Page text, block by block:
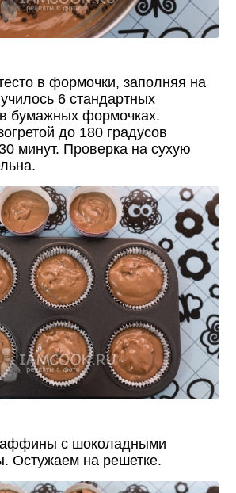
в формочки, заполняя на
6 стандартных
бумажных формочках.
до 180 градусов
минут. Проверка на сухую
с шоколадными
Остужаем на решетке.